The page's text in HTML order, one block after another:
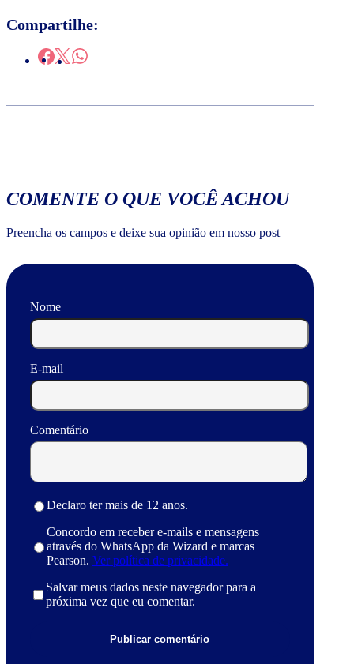
Compartilhe:
COMENTE O QUE VOCÊ ACHOU
Preencha os campos e deixe sua opinião em nosso post
Nome
E-mail
Comentário
Declaro ter mais de 12 anos.
Concordo em receber e-mails e mensagens
através do WhatsApp da Wizard e marcas
Pearson. Ver política de privacidade.
Salvar meus dados neste navegador para a
próxima vez que eu comentar.